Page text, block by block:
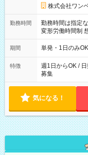
株式会社ワン
勤務時間
勤務時間は指定
変形労働時間制 想定労働
～21：00
期間 単発・1日のみOK
特徴
週1日からOK /
募集
気になる！